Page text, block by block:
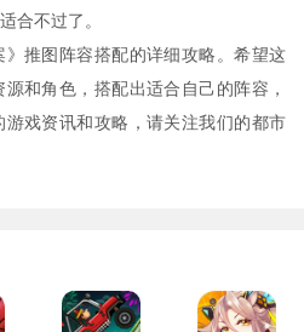
合不过了。
推图阵容搭配的详细攻略。希望这
和角色，搭配出适合自己的阵容，
戏资讯和攻略，请关注我们的都市